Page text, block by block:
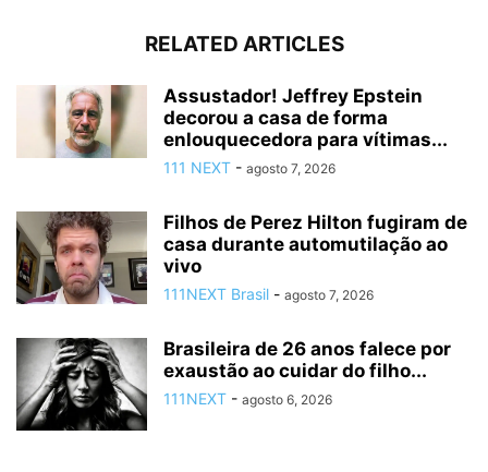
RELATED ARTICLES
Assustador! Jeffrey Epstein
decorou a casa de forma
enlouquecedora para vítimas...
111 NEXT - agosto 7, 2026
Filhos de Perez Hilton fugiram de
casa durante automutilação ao
vivo
111NEXT Brasil - agosto 7, 2026
Brasileira de 26 anos falece por
exaustão ao cuidar do filho...
111NEXT - agosto 6, 2026